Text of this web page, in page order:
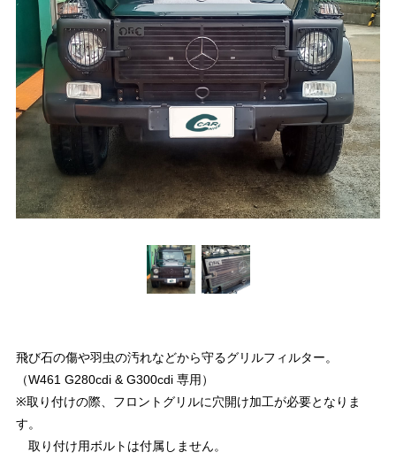
飛び石の傷や羽虫の汚れなどから守るグリルフィルター。
（W461 G280cdi & G300cdi 専用）
※取り付けの際、フロントグリルに穴開け加工が必要となりま
す。
取り付け用ボルトは付属しません。